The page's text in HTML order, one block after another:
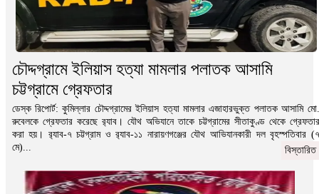
চৌদ্দগ্রামে ইলিয়াস হত্যা মামলার পলাতক আসামি
চট্টগ্রামে গ্রেফতার
ডেস্ক রিপোর্ট: কুমিল্লার চৌদ্দগ্রামের ইলিয়াস হত্যা মামলার এজাহারভুক্ত পলাতক আসামি মো.
রুবেলকে গ্রেফতার করেছে র‌্যাব। যৌথ অভিযানে তাকে চট্টগ্রামের সীতাকুণ্ড থেকে গ্রেফতার
করা হয়। র‌্যাব-৭ চট্টগ্রাম ও র‌্যাব-১১ নারায়ণগঞ্জের যৌথ আভিযানকারী দল বৃহস্পতিবার (৭
মে)...
বিস্তারিত